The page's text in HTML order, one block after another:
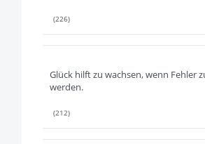
(226)
Glück hilft zu wachsen, wenn Fehler
werden.
(212)